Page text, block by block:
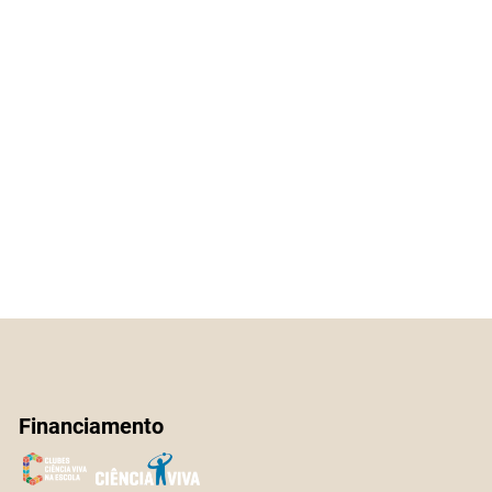
Financiamento